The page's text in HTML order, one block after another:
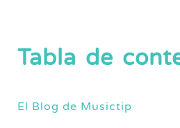
Tabla de
El Blog de Musictip